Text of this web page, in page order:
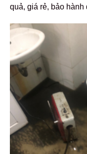
quả, giá rẻ, bảo hành